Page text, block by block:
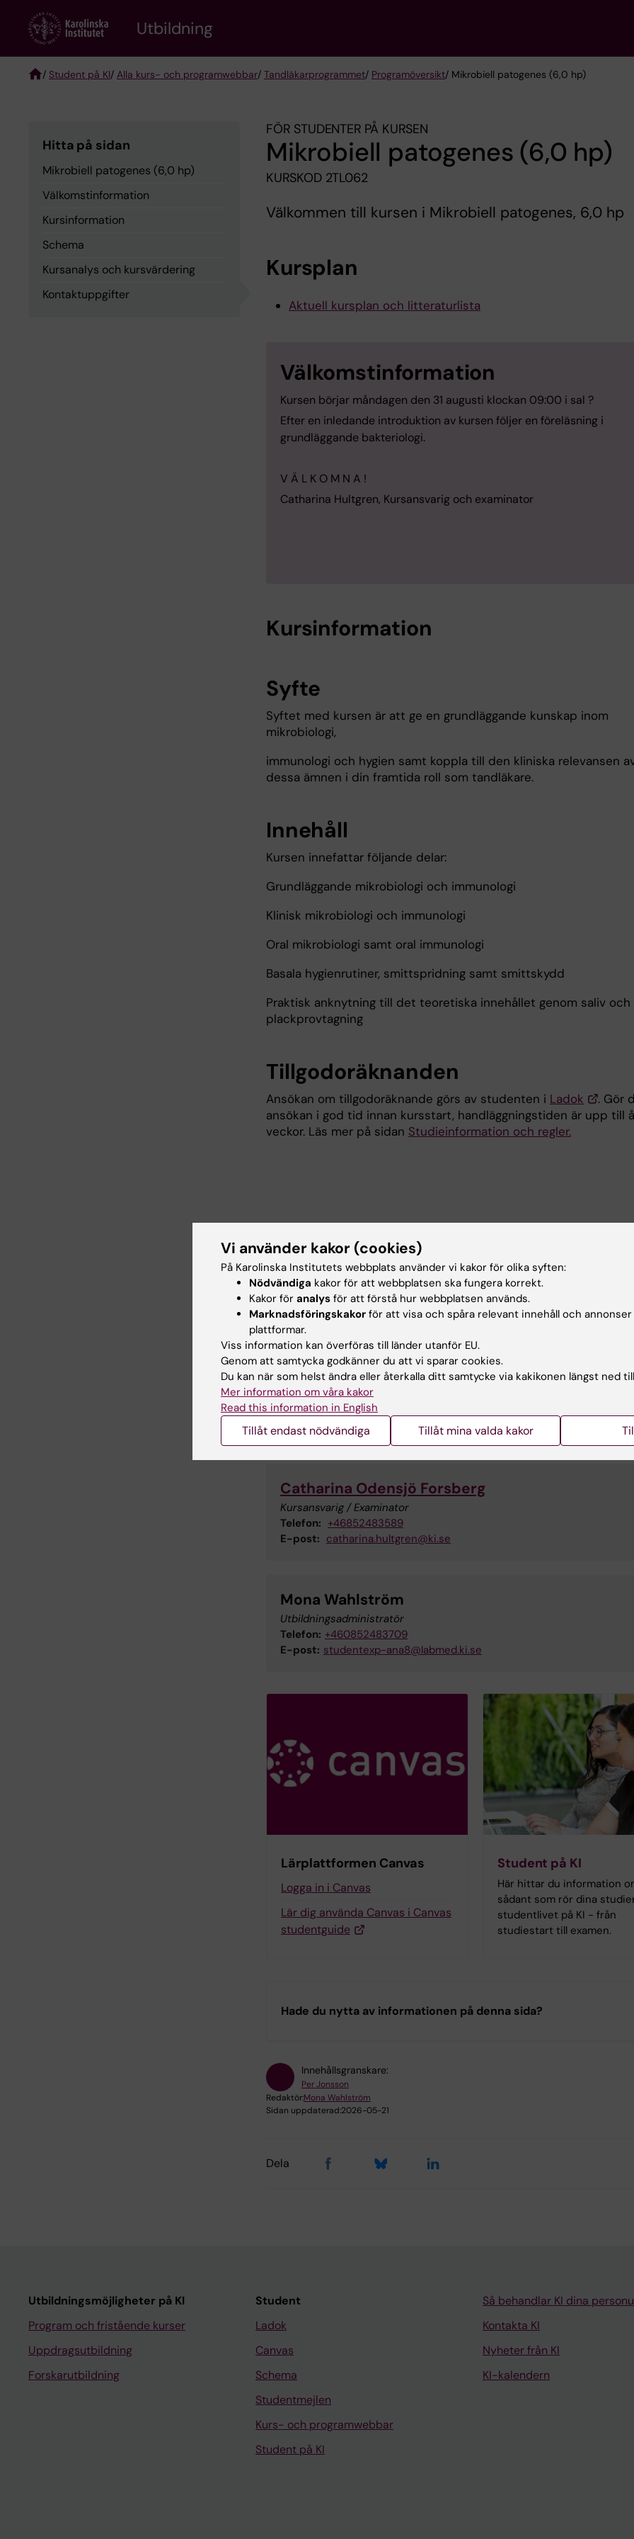
content
Utbildning
/ Student på KI/ Alla kurs- och programwebbar/ Tandläkarprogrammet/ Programöversikt/ Mikrobiell patogenes (6,0 hp)
Hitta på sidan
Mikrobiell patogenes (6,0 hp)
Välkomstinformation
Kursinformation
Schema
Kursanalys och kursvärdering
Kontaktuppgifter
FÖR STUDENTER PÅ KURSEN
Mikrobiell patogenes (6,0 hp)
KURSKOD 2TL062
Välkommen till kursen i Mikrobiell patogenes, 6,0 hp
Kursplan
Aktuell kursplan och litteraturlista
Välkomstinformation
Kursen börjar måndagen den 31 augusti klockan 09:00 i sal ?
Efter en inledande introduktion av kursen följer en föreläsning i
grundläggande bakteriologi.
V Ä L K O M N A !
Catharina Hultgren, Kursansvarig och examinator
Kursinformation
Syfte
Syftet med kursen är att ge en grundläggande kunskap inom
mikrobiologi,
immunologi och hygien samt koppla till den kliniska relevansen
dessa ämnen i din framtida roll som tandläkare.
Innehåll
Kursen innefattar följande delar:
Grundläggande mikrobiologi och immunologi
Klinisk mikrobiologi och immunologi
Oral mikrobiologi samt oral immunologi
Basala hygienrutiner, smittspridning samt smittskydd
Praktisk anknytning till det teoretiska innehållet genom saliv och
plackprovtagning
Tillgodoräknanden
Ansökan om tillgodoräknande görs av studenten i Ladok
. Gör
ansökan i god tid innan kursstart, handläggningstiden är upp till
veckor. Läs mer på sidan Studieinformation och regler.
Schema
Kursanalys och kursvärdering
Kursvärdering HT25(PDF, 334.36 KB)
Kontaktuppgifter
Catharina Odensjö Forsberg
Kursansvarig / Examinator
Telefon: +46852483589
E-post: catharina.hultgren@ki.se
Mona Wahlström
Utbildningsadministratör
Telefon: +460852483709
E-post: studentexp-ana8@labmed.ki.se
Lärplattformen Canvas
Logga in i Canvas
Lär dig använda Canvas i Canvas
studentguide
Student på KI
Här hittar du information
sådant som rör dina
studentlivet på KI - från
studiestart till examen.
Hade du nytta av informationen på denna sida?
Innehållsgranskare:
Per Jonsson
Redaktör:Mona Wahlström
Sidan uppdaterad:2026-05-21
Dela
Utbildningsmöjligheter på KI
Program och fristående kurser
Uppdragsutbildning
Forskarutbildning
Student
Ladok
Canvas
Schema
Studentmejlen
Kurs- och programwebbar
Student på KI
Så behandlar KI dina
Kontakta KI
Nyheter från KI
KI-kalendern
Vi använder kakor (cookies)
På Karolinska Institutets webbplats använder vi kakor för olika syften:
Nödvändiga kakor för att webbplatsen ska fungera korrekt.
Kakor för analys för att förstå hur webbplatsen används.
Marknadsföringskakor för att visa och spåra relevant innehåll och
plattformar.
Viss information kan överföras till länder utanför EU.
Genom att samtycka godkänner du att vi sparar cookies.
Du kan när som helst ändra eller återkalla ditt samtycke via kakikonen längst ned
Mer information om våra kakor
Read this information in English
Tillåt endast nödvändiga Tillåt mina valda kakor